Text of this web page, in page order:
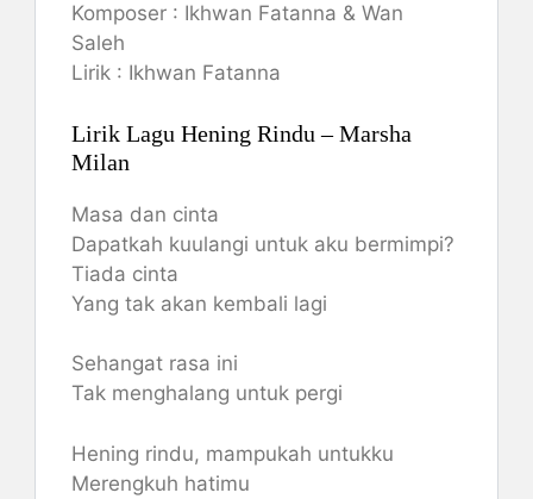
Komposer : Ikhwan Fatanna & Wan
Saleh
Lirik : Ikhwan Fatanna
Lirik Lagu Hening Rindu – Marsha
Milan
Masa dan cinta
Dapatkah kuulangi untuk aku bermimpi?
Tiada cinta
Yang tak akan kembali lagi
Sehangat rasa ini
Tak menghalang untuk pergi
Hening rindu, mampukah untukku
Merengkuh hatimu